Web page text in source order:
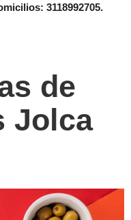
3118992705.
de
Jolca